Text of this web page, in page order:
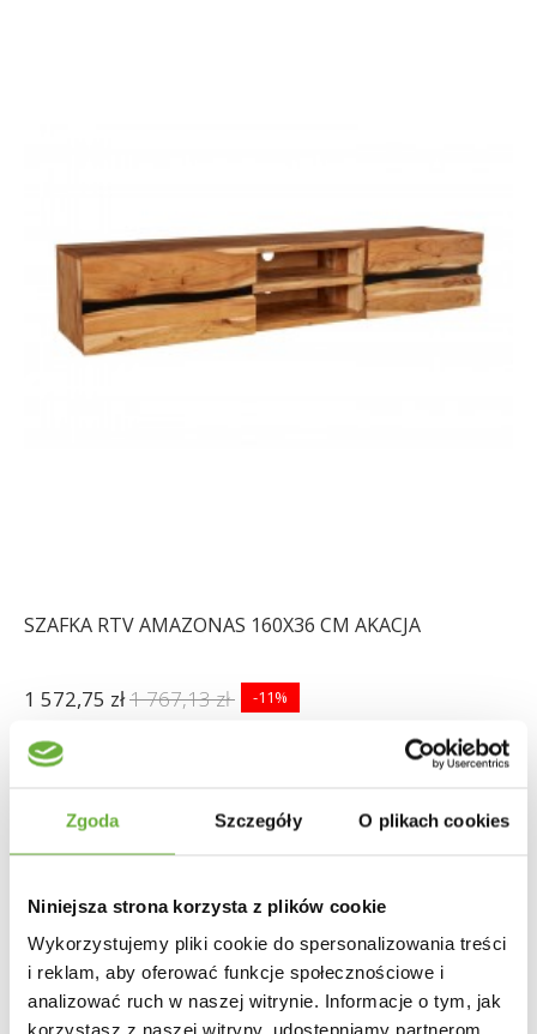
Zgoda Szczegóły O plikach cookies
Niniejsza strona korzysta z plików cookie
Wykorzystujemy pliki cookie do spersonalizowania treści
i reklam, aby oferować funkcje społecznościowe i
analizować ruch w naszej witrynie. Informacje o tym, jak
korzystasz z naszej witryny, udostępniamy partnerom
SZAFKA RTV AMAZONAS 160X36 CM AKACJA
1 572,75 zł1 767,13 zł -11%